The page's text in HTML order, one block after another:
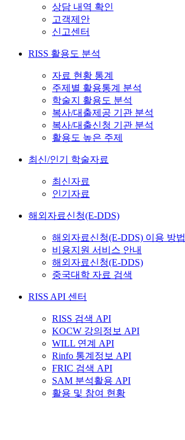
상담 내역 확인
고객제안
신고센터
RISS 활용도 분석
자료 현황 통계
주제별 활용통계 분석
학술지 활용도 분석
복사/대출제공 기관 분석
복사/대출신청 기관 분석
활용도 높은 주제
최신/인기 학술자료
최신자료
인기자료
해외자료신청(E-DDS)
해외자료신청(E-DDS) 이용 방법
비용지원 서비스 안내
해외자료신청(E-DDS)
중국대학 자료 검색
RISS API 센터
RISS 검색 API
KOCW 강의정보 API
WILL 연계 API
Rinfo 통계정보 API
FRIC 검색 API
SAM 분석활용 API
활용 및 참여 현황